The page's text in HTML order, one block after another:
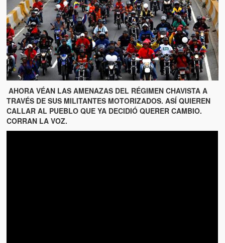
AHORA VÉAN LAS AMENAZAS DEL RÉGIMEN CHAVISTA A
TRAVÉS DE SUS MILITANTES MOTORIZADOS. ASÍ QUIEREN
CALLAR AL PUEBLO QUE YA DECIDIÓ QUERER CAMBIO.
CORRAN LA VOZ.